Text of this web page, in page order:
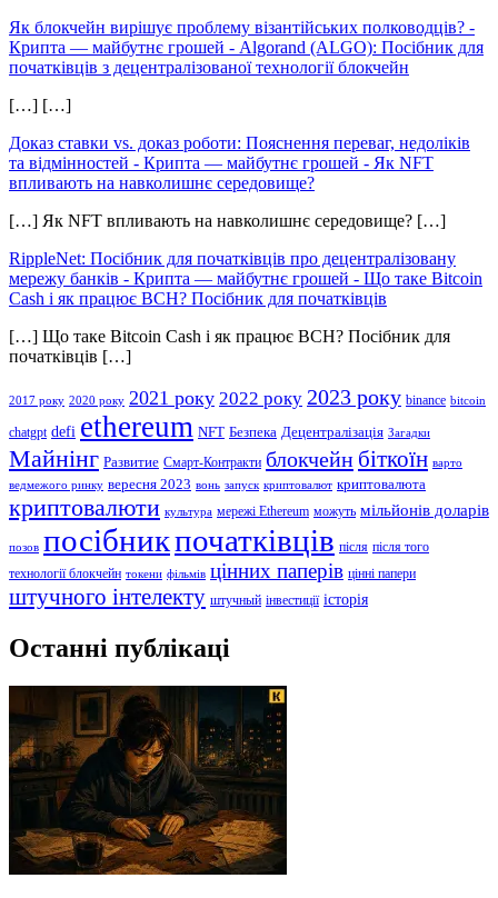
Як блокчейн вирішує проблему візантійських полководців? -
Крипта — майбутнє грошей - Algorand (ALGO): Посібник для
початківців з децентралізованої технології блокчейн
[…] […]
Доказ ставки vs. доказ роботи: Пояснення переваг, недоліків
та відмінностей - Крипта — майбутнє грошей - Як NFT
впливають на навколишнє середовище?
[…] Як NFT впливають на навколишнє середовище? […]
RippleNet: Посібник для початківців про децентралізовану
мережу банків - Крипта — майбутнє грошей - Що таке Bitcoin
Cash і як працює BCH? Посібник для початківців
[…] Що таке Bitcoin Cash і як працює BCH? Посібник для
початківців […]
2017 року 2020 року 2021 року 2022 року 2023 року binance bitcoin
chatgpt defi ethereum NFT Безпека Децентралізація Загадки
Майнінг Развитие Смарт-Контракти блокчейн біткоїн варто
ведмежого ринку вересня 2023 вонь запуск криптовалют криптовалюта
криптовалюти культура мережі Ethereum можуть мільйонів доларів
позов посібникпочатківців після після того
технології блокчейн токени фільмів цінних паперів цінні папери
штучного інтелекту штучный інвестиції історія
Останні публікаці